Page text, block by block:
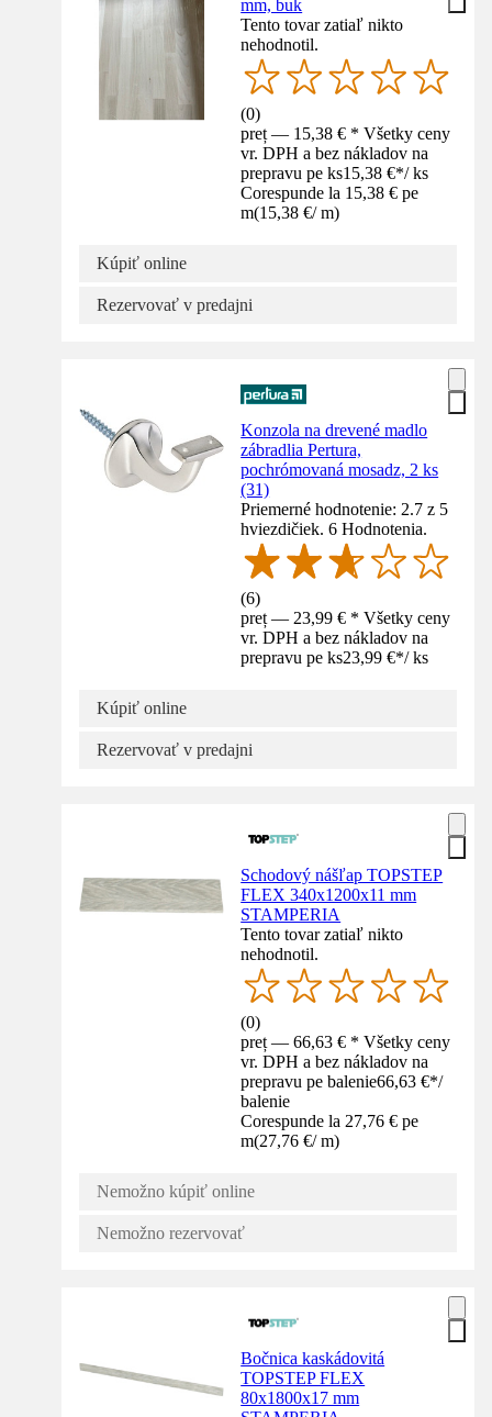
mm, buk
Tento tovar zatiaľ nikto
nehodnotil.
(0)
preț — 15,38 € * Všetky ceny
vr. DPH a bez nákladov na
prepravu pe ks15,38 €*/ ks
Corespunde la 15,38 € pe
m(15,38 €/ m)
Kúpiť online
Rezervovať v predajni
Konzola na drevené madlo
zábradlia Pertura,
pochrómovaná mosadz, 2 ks
(31)
Priemerné hodnotenie: 2.7 z 5
hviezdičiek. 6 Hodnotenia.
(6)
preț — 23,99 € * Všetky ceny
vr. DPH a bez nákladov na
prepravu pe ks23,99 €*/ ks
Kúpiť online
Rezervovať v predajni
Schodový nášľap TOPSTEP
FLEX 340x1200x11 mm
STAMPERIA
Tento tovar zatiaľ nikto
nehodnotil.
(0)
preț — 66,63 € * Všetky ceny
vr. DPH a bez nákladov na
prepravu pe balenie66,63 €*/
balenie
Corespunde la 27,76 € pe
m(27,76 €/ m)
Nemožno kúpiť online
Nemožno rezervovať
Bočnica kaskádovitá
TOPSTEP FLEX
80x1800x17 mm